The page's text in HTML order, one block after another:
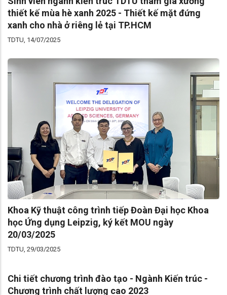
thiết kế mùa hè xanh 2025 - Thiết kế mặt đứng
xanh cho nhà ở riêng lẻ tại TP.HCM
TDTU, 14/07/2025
Khoa Kỹ thuật công trình tiếp Đoàn Đại học Khoa
học Ứng dụng Leipzig, ký kết MOU ngày
20/03/2025
TDTU, 29/03/2025
Chi tiết chương trình đào tạo - Ngành Kiến trúc -
Chương trình chất lượng cao 2023